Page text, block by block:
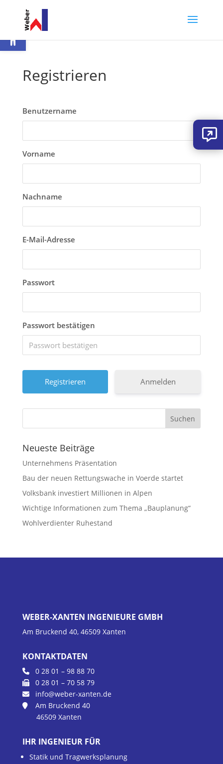
Werkzeugleiste öffnen
Registrieren
Benutzername
Vorname
Nachname
E-Mail-Adresse
Passwort
Passwort bestätigen
Anmelden
Neueste Beiträge
Unternehmens Präsentation
Bau der neuen Rettungswache in Voerde startet
Volksbank investiert Millionen in Alpen
Wichtige Informationen zum Thema „Bauplanung“
Wohlverdienter Ruhestand
WEBER-XANTEN INGENIEURE GMBH
Am Bruckend 40, 46509 Xanten
KONTAKTDATEN
0 28 01 – 98 88 70
0 28 01 – 70 58 79
info@weber-xanten.de
Am Bruckend 40
46509 Xanten
IHR INGENIEUR FÜR
Statik und Tragwerksplanung